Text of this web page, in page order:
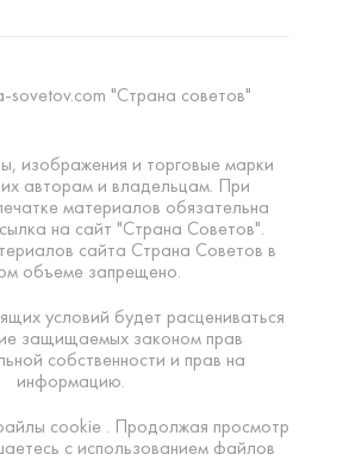
"Страна советов"
изображения и торговые марки
авторам и владельцам. При
материалов обязательна
на сайт "Страна Советов".
сайта Страна Советов в
объеме запрещено.
условий будет расцениваться
защищаемых законом прав
собственности и прав на
информацию.
cookie . Продолжая просмотр
с использованием файлов